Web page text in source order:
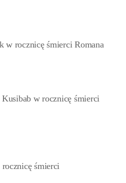
w rocznicę śmierci Romana
w rocznicę śmierci
śmierci